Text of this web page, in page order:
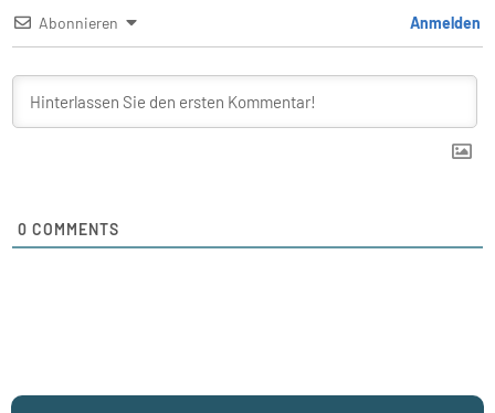
Abonnieren Anmelden
0 COMMENTS